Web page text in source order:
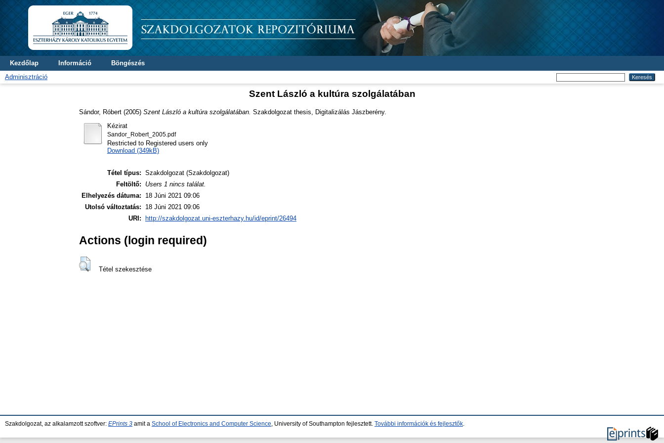
Kezdőlap Információ
Böngészés
Adminisztráció
Szent László a kultúra szolgálatában
Sándor, Róbert (2005) Szent László a kultúra szolgálatában. Szakdolgozat thesis, Digitalizálás Jászberény.
Kézirat
Sandor_Robert_2005.pdf
Restricted to Registered users only
Download (349kB)
Tétel típus: Szakdolgozat (Szakdolgozat)
Feltöltő:
Users 1 nincs találat.
Elhelyezés dátuma:
18 Júni 2021 09:06
Utolsó változtatás:
18 Júni 2021 09:06
URI:
http://szakdolgozat.uni-eszterhazy.hu/id/eprint/26494
Actions (login required)
Tétel szekesztése
Szakdolgozat, az alkalamzott szoftver: EPrints 3 amit a School of Electronics and Computer Science , University of Southampton fejlesztett. További információk és fejlesztők